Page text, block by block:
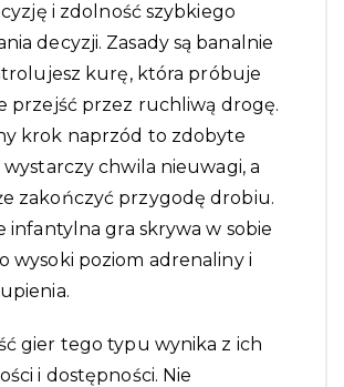
i zdolność szybkiego
decyzji. Zasady są banalnie
kurę, która próbuje
przejść przez ruchliwą drogę.
krok naprzód to zdobyte
chwila nieuwagi, a
zakończyć przygodę drobiu.
infantylna gra skrywa w sobie
wysoki poziom adrenaliny i
gier tego typu wynika z ich
i dostępności. Nie